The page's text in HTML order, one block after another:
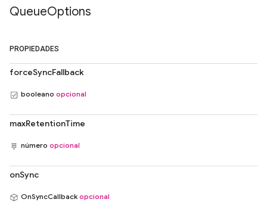
QueueOptions
PROPIEDADES
forceSyncFallback
booleano opcional
maxRetentionTime
número opcional
onSync
OnSyncCallback opcional